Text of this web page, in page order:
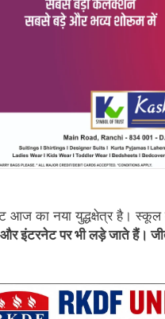
आज का नया युद्धक्षेत्र है। स्कूल
इंटरनेट पर भी लड़े जाते हैं।